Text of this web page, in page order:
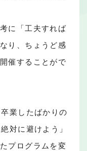
に「工夫すれば
り、ちょうど感
催することがで
業したばかりの
対に避けよう」
プログラムを変